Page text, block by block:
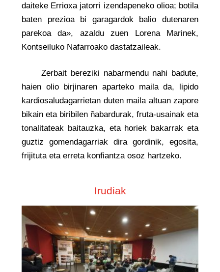
daiteke Errioxa jatorri izendapeneko olioa; botila
baten prezioa bi garagardok balio dutenaren
parekoa da», azaldu zuen Lorena Marinek,
Kontseiluko Nafarroako dastatzaileak.
Zerbait bereziki nabarmendu nahi badute,
haien olio birjinaren aparteko maila da, lipido
kardiosaludagarrietan duten maila altuan zapore
bikain eta biribilen ñabardurak, fruta-usainak eta
tonalitateak baitauzka, eta horiek bakarrak eta
guztiz gomendagarriak dira gordinik, egosita,
frijituta eta erreta konfiantza osoz hartzeko.
Irudiak